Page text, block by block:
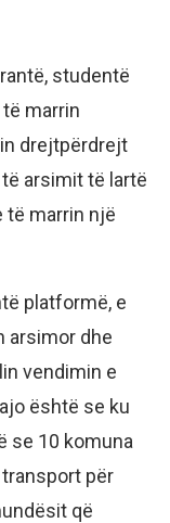
studentë
marrin
drejtpërdrejt
arsimit të lartë
të marrin një
platformë, e
arsimor dhe
vendimin e
është se ku
se 10 komuna
për
që